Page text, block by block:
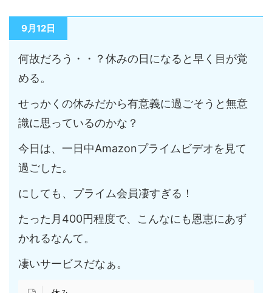
9月12日
何故だろう・・？休みの日になると早く目が覚
める。
せっかくの休みだから有意義に過ごそうと無意
識に思っているのかな？
今日は、一日中Amazonプライムビデオを見て
過ごした。
にしても、プライム会員凄すぎる！
たった月400円程度で、こんなにも恩恵にあず
かれるなんて。
凄いサービスだなぁ。